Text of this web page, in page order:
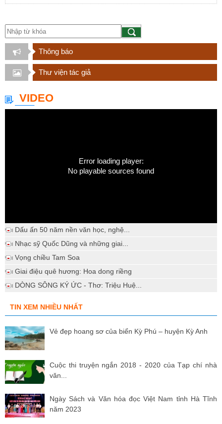
Thông báo
Thư viện tác giả
VIDEO
Error loading player:
No playable sources found
Dấu ấn 50 năm nền văn học, nghệ...
Nhạc sỹ Quốc Dũng và những giai...
Vọng chiều Tam Soa
Giai điệu quê hương: Hoa dong riềng
DÒNG SÔNG KÝ ỨC - Thơ: Triệu Huệ...
TIN XEM NHIỀU NHẤT
Vẻ đẹp hoang sơ của biển Kỳ Phú – huyện Kỳ Anh
Cuộc thi truyện ngắn 2018 - 2020 của Tạp chí nhà
văn...
Ngày Sách và Văn hóa đọc Việt Nam tỉnh Hà Tĩnh
năm 2023